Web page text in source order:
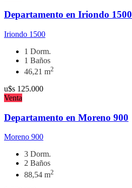
Departamento en Iriondo 1500
Iriondo 1500
1 Dorm.
1 Baños
46,21 m2
u$s 125.000
Venta
Departamento en Moreno 900
Moreno 900
3 Dorm.
2 Baños
88,54 m2